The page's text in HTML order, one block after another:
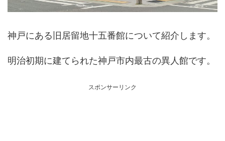
神戸にある旧居留地十五番館について紹介します。
明治初期に建てられた神戸市内最古の異人館です。
スポンサーリンク